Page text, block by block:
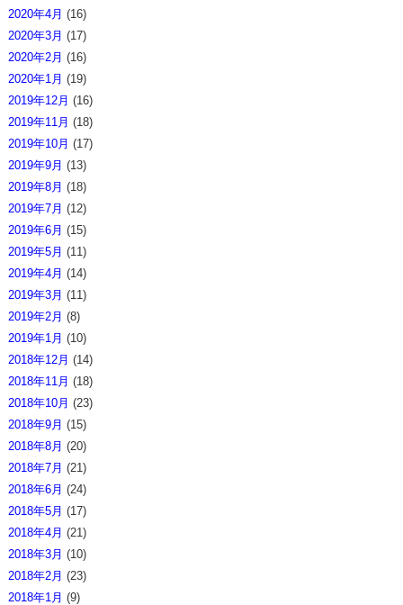
2020年4月 (16)
2020年3月 (17)
2020年2月 (16)
2020年1月 (19)
2019年12月 (16)
2019年11月 (18)
2019年10月 (17)
2019年9月 (13)
2019年8月 (18)
2019年7月 (12)
2019年6月 (15)
2019年5月 (11)
2019年4月 (14)
2019年3月 (11)
2019年2月 (8)
2019年1月 (10)
2018年12月 (14)
2018年11月 (18)
2018年10月 (23)
2018年9月 (15)
2018年8月 (20)
2018年7月 (21)
2018年6月 (24)
2018年5月 (17)
2018年4月 (21)
2018年3月 (10)
2018年2月 (23)
2018年1月 (9)